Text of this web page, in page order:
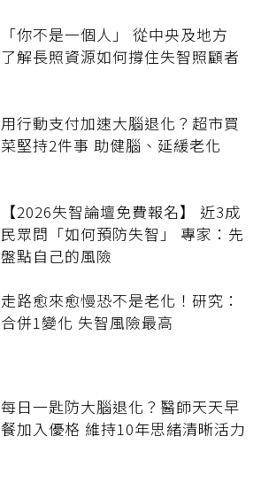
「你不是一個人」 從中央及地方
了解長照資源如何撐住失智照顧者
用行動支付加速大腦退化？超市買
菜堅持2件事 助健腦、延緩老化
【2026失智論壇免費報名】 近3成
民眾問「如何預防失智」 專家：先
盤點自己的風險
走路愈來愈慢恐不是老化！研究：
合併1變化 失智風險最高
每日一匙防大腦退化？醫師天天早
餐加入優格 維持10年思緒清晰活力